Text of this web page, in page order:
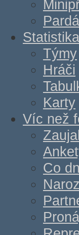
Týmy
Hráči
Karty
Víc než
Co